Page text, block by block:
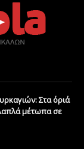
Στα όριά
μέτωπα σε